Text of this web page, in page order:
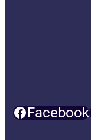
Facebook